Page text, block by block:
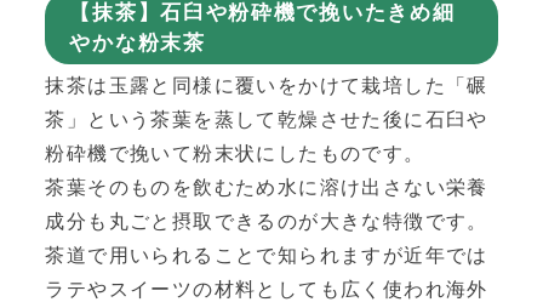
【抹茶】石臼や粉砕機で挽いたきめ細
やかな粉末茶
抹茶は玉露と同様に覆いをかけて栽培した「碾
茶」という茶葉を蒸して乾燥させた後に石臼や
粉砕機で挽いて粉末状にしたものです。
茶葉そのものを飲むため水に溶け出さない栄養
成分も丸ごと摂取できるのが大きな特徴です。
茶道で用いられることで知られますが近年では
ラテやスイーツの材料としても広く使われ海外